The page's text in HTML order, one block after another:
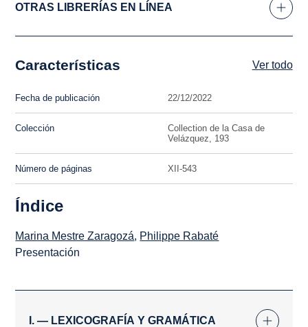
OTRAS LIBRERÍAS EN LÍNEA
Características Ver todo
Fecha de publicación 22/12/2022
Colección
Collection de la Casa de
Velázquez, 193
Número de páginas XII-543
Índice
Marina Mestre Zaragozá, Philippe Rabaté
Presentación
I. — LEXICOGRAFÍA Y GRAMÁTICA